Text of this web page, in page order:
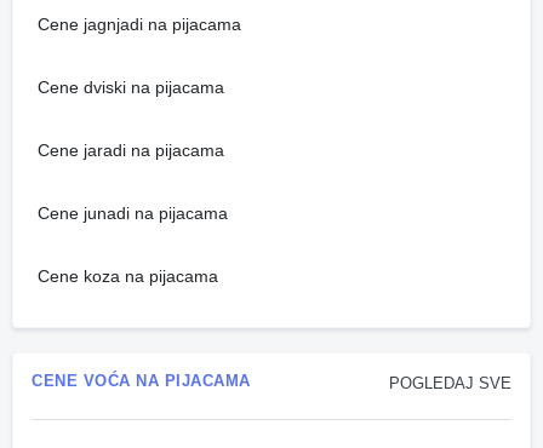
Cene jagnjadi na pijacama
Cene dviski na pijacama
Cene jaradi na pijacama
Cene junadi na pijacama
Cene koza na pijacama
POGLEDAJ SVE
CENE VOĆA NA PIJACAMA